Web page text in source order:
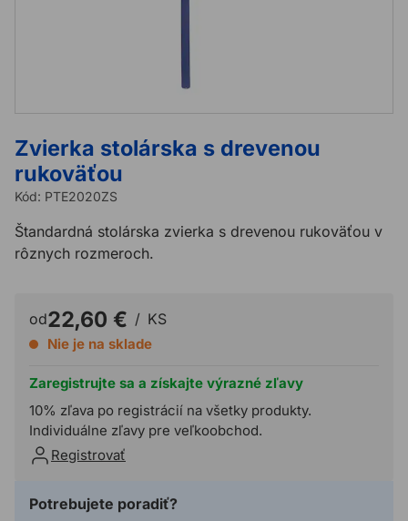
Zvierka stolárska s drevenou
rukoväťou
Kód: PTE2020ZS
Štandardná stolárska zvierka s drevenou rukoväťou v
rôznych rozmeroch.
od22,60 € / KS
Nie je na sklade
Zaregistrujte sa a získajte výrazné zľavy
10% zľava po registrácií na všetky produkty.
Individuálne zľavy pre veľkoobchod.
Registrovať
Potrebujete poradiť?